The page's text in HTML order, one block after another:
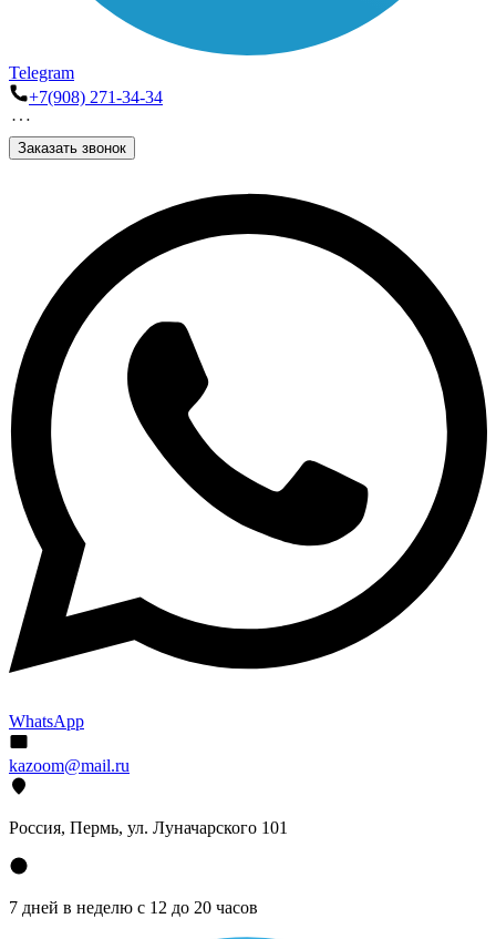
Telegram
+7(908) 271-34-34
Заказать звонок
WhatsApp
kazoom@mail.ru
Россия, Пермь, ул. Луначарского 101
7 дней в неделю с 12 до 20 часов